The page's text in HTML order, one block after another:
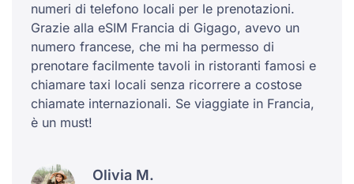
numeri di telefono locali per le prenotazioni.
Grazie alla eSIM Francia di Gigago, avevo un
numero francese, che mi ha permesso di
prenotare facilmente tavoli in ristoranti famosi e
chiamare taxi locali senza ricorrere a costose
chiamate internazionali. Se viaggiate in Francia,
è un must!
Olivia M.